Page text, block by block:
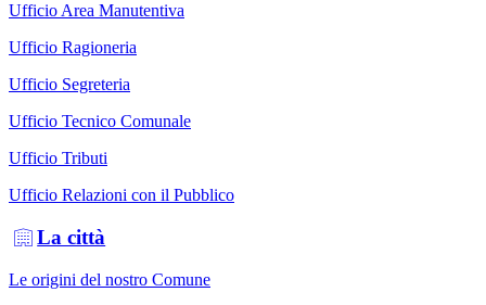
Ufficio Area Manutentiva
Ufficio Ragioneria
Ufficio Segreteria
Ufficio Tecnico Comunale
Ufficio Tributi
Ufficio Relazioni con il Pubblico
La città
Le origini del nostro Comune